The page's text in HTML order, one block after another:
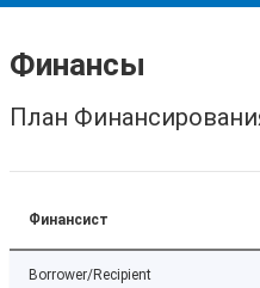
Финансы
План
Финансист
Borrower/Recipient